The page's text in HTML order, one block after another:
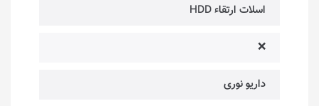
اسلات ارتقاء HDD
❌
داریو نوری